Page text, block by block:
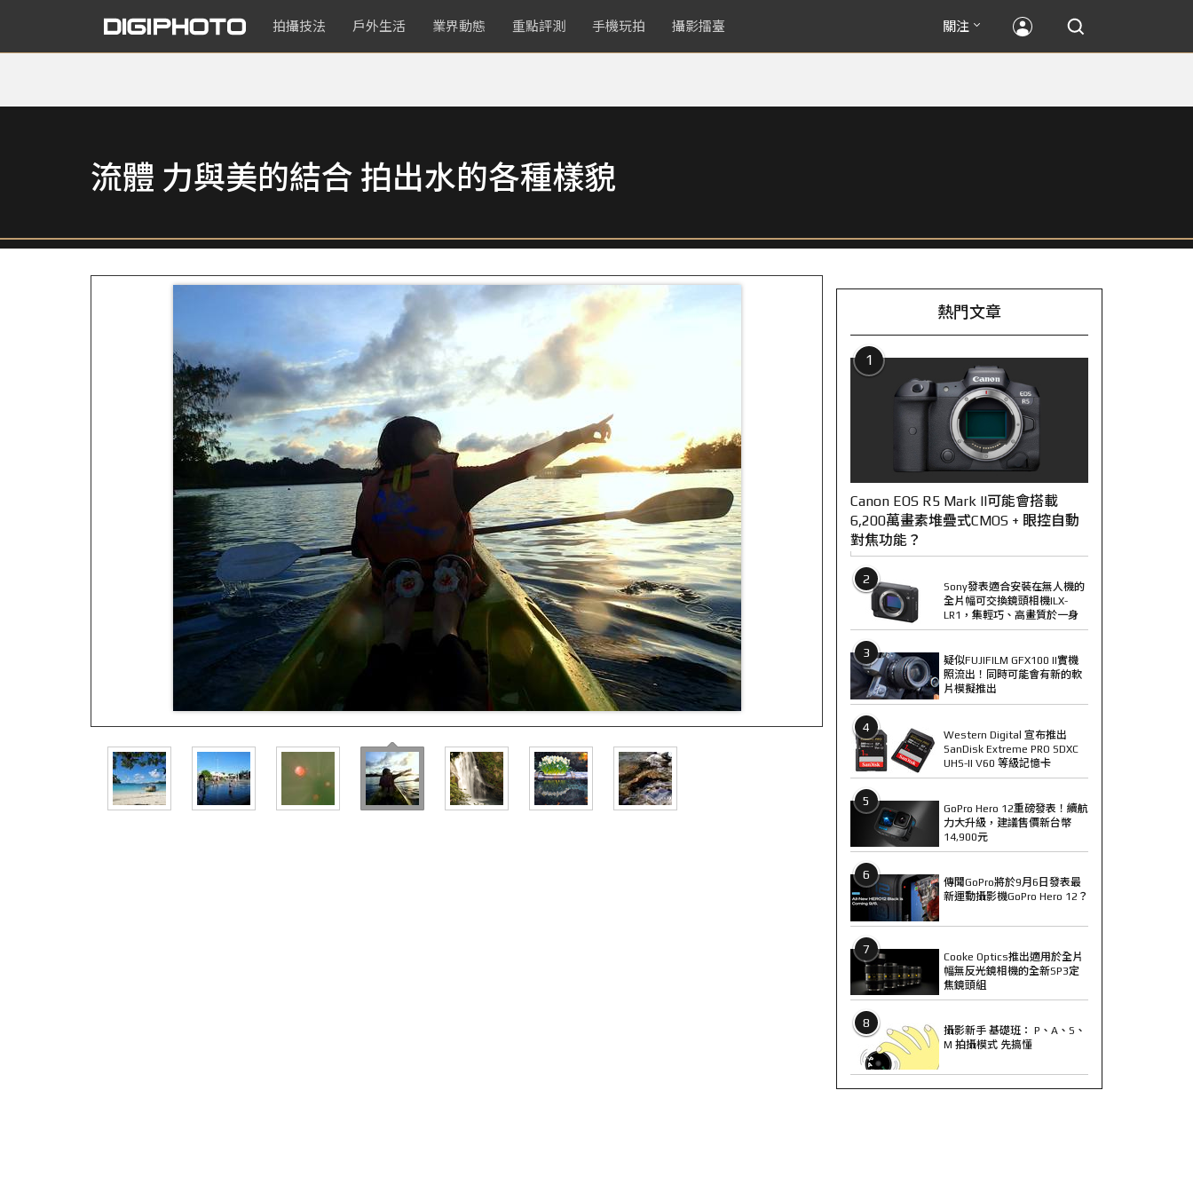
拍攝技法 戶外生活 業界動態 重點評測 手機玩拍 攝影擂臺 關注
流體 力與美的結合 拍出水的各種樣貌
熱門文章
1
Canon EOS R5 Mark II可能會搭載
6,200萬畫素堆疊式CMOS + 眼控自動
對焦功能？
2
Sony發表適合安裝在無人機的
全片幅可交換鏡頭相機ILX-
LR1，集輕巧、高畫質於一身
3
疑似FUJIFILM GFX100 II實機
照流出！同時可能會有新的軟
片模擬推出
4
Western Digital 宣布推出
SanDisk Extreme PRO SDXC
UHS-II V60 等級記憶卡
5
GoPro Hero 12重磅發表！續航
力大升級，建議售價新台幣
14,900元
6
傳聞GoPro將於9月6日發表最
新運動攝影機GoPro Hero 12？
7
Cooke Optics推出適用於全片
幅無反光鏡相機的全新SP3定
焦鏡頭組
8
攝影新手 基礎班： P、A、S、
M 拍攝模式 先搞懂